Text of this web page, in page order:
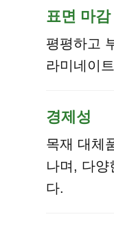
표면 마감
평평하고
라미네이
경제성
목재 대체
나며, 다양
다.